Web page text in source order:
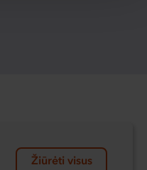
Žiūrėti visus